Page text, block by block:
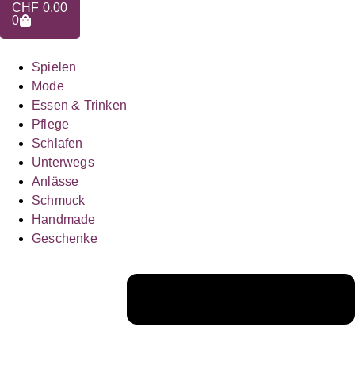
CHF 0.00
0
Spielen
Mode
Essen & Trinken
Pflege
Schlafen
Unterwegs
Anlässe
Schmuck
Handmade
Geschenke